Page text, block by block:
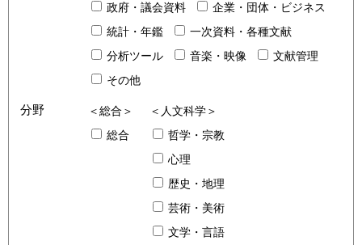
政府・議会資料
企業・団体・ビジネス
統計・年鑑
一次資料・各種文献
分析ツール
音楽・映像
文献管理
その他
分野
＜総合＞
総合
＜人文科学＞
哲学・宗教
心理
歴史・地理
芸術・美術
文学・言語